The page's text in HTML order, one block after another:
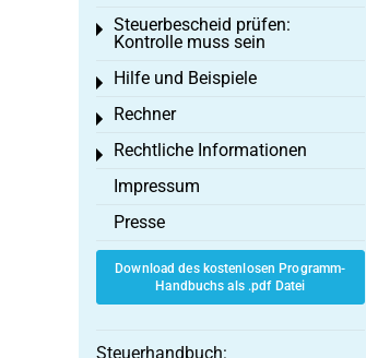
Steuerbescheid prüfen:
Kontrolle muss sein
Toggle menu
Hilfe und Beispiele
Toggle menu
Rechner
Toggle menu
Rechtliche Informationen
Toggle menu
Impressum
Presse
Download des kostenlosen Programm-
Handbuchs als .pdf Datei
Steuerhandbuch: